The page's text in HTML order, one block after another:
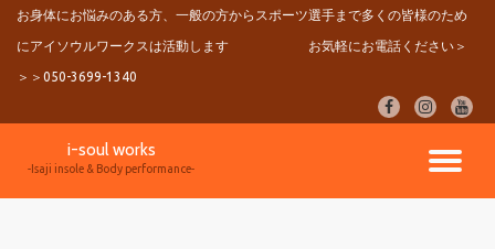
ン
お身体にお悩みのある方、一般の方からスポーツ選手まで多くの皆様のため
にアイソウルワークスは活動します お気軽にお電話ください＞
＞＞050-3699-1340
fa-
facebook
fa-
instagram
fa-
ナ
i-soul works
-Isaji insole & Body performance-